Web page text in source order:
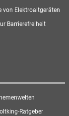
von Elektroaltgeräten
Barrierefreiheit
Ratgeber